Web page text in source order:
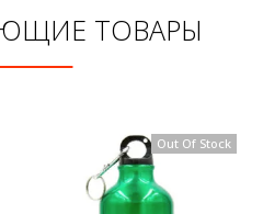
ТОВАРЫ
Out Of Stock